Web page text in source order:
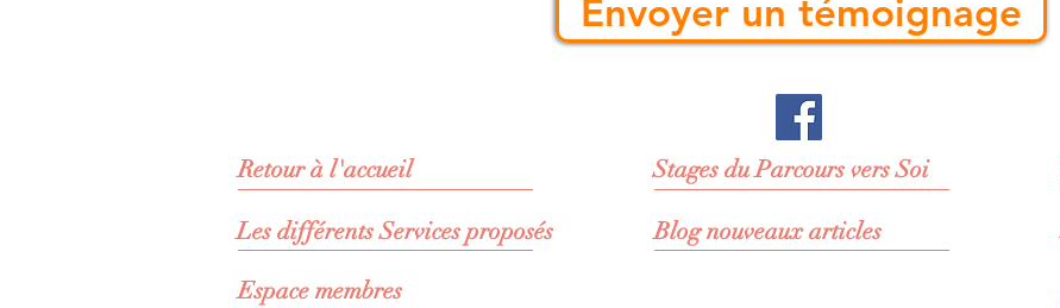
Envoyer un témoignage
Retour à l'accueil
Les différents Services proposés
Espace membres
Stages du Parcours vers Soi
Blog nouveaux articles